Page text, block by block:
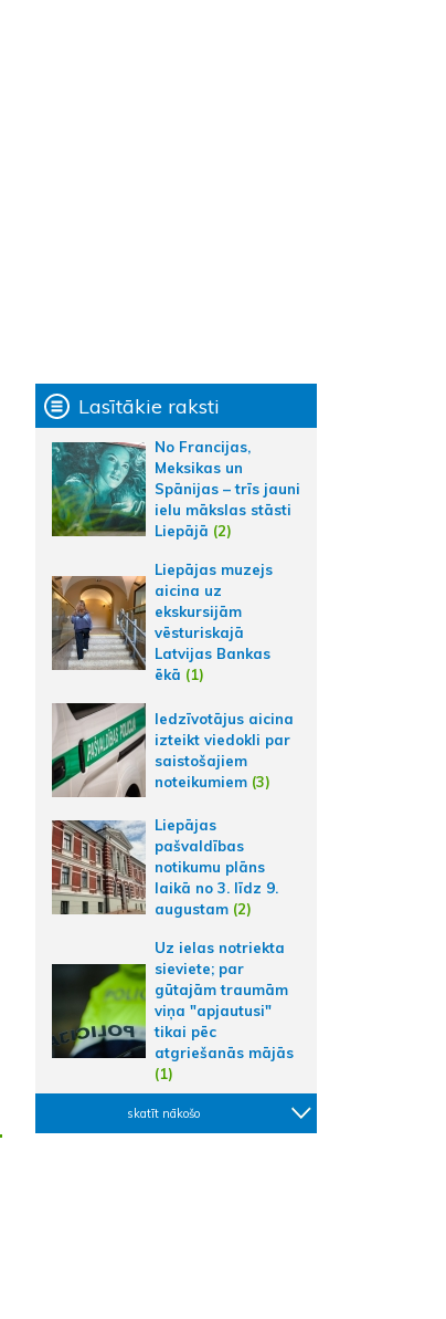
Lasītākie raksti
No Francijas,
Meksikas un
Spānijas – trīs jauni
ielu mākslas stāsti
Liepājā (2)
Liepājas muzejs
aicina uz
ekskursijām
vēsturiskajā
Latvijas Bankas
ēkā (1)
Iedzīvotājus aicina
izteikt viedokli par
saistošajiem
noteikumiem (3)
Liepājas
pašvaldības
notikumu plāns
laikā no 3. līdz 9.
augustam (2)
Uz ielas notriekta
sieviete; par
gūtajām traumām
viņa "apjautusi"
tikai pēc
atgriešanās mājās
(1)
skatīt nākošo